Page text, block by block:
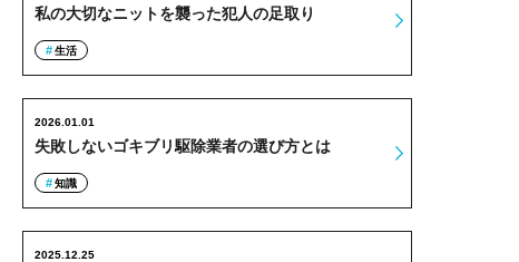
私の大切なニットを襲った犯人の足取り
生活
失敗しないゴキブリ駆除業者の選び方とは
2026.01.01
知識
2025.12.25